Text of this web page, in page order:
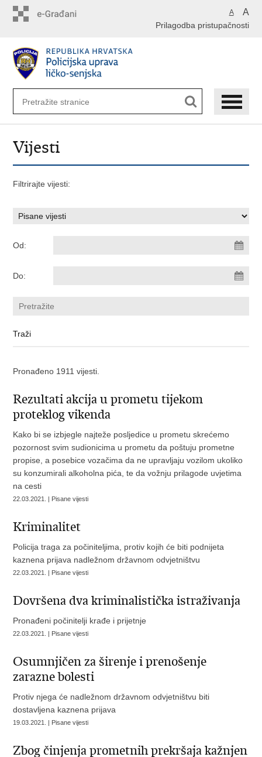
A A
Prilagodba pristupačnosti
Vijesti
Filtrirajte vijesti:
Od:
Do:
Pronađeno 1911 vijesti.
Rezultati akcija u prometu tijekom
proteklog vikenda
Kako bi se izbjegle najteže posljedice u prometu skrećemo
pozornost svim sudionicima u prometu da poštuju prometne
propise, a posebice vozačima da ne upravljaju vozilom ukoliko
su konzumirali alkoholna pića, te da vožnju prilagode uvjetima
na cesti
22.03.2021. | Pisane vijesti
Kriminalitet
Policija traga za počiniteljima, protiv kojih će biti podnijeta
kaznena prijava nadležnom državnom odvjetništvu
22.03.2021. | Pisane vijesti
Dovršena dva kriminalistička istraživanja
Pronađeni počinitelji krađe i prijetnje
22.03.2021. | Pisane vijesti
Osumnjičen za širenje i prenošenje
zarazne bolesti
Protiv njega će nadležnom državnom odvjetništvu biti
dostavljena kaznena prijava
19.03.2021. | Pisane vijesti
Zbog činjenja prometnih prekršaja kažnjen